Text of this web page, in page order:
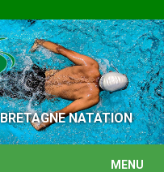
NATATION
MENU